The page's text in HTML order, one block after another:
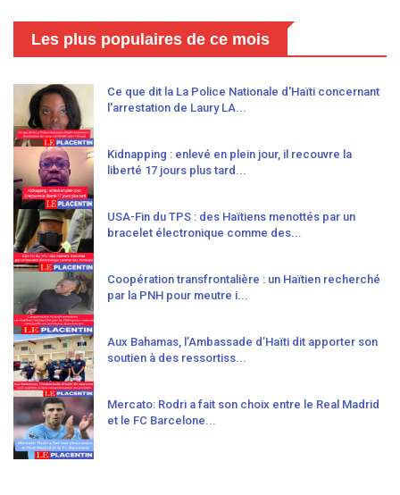
Les plus populaires de ce mois
Ce que dit la La Police Nationale d'Haïti concernant
l'arrestation de Laury LA...
Kidnapping : enlevé en plein jour, il recouvre la
liberté 17 jours plus tard...
USA-Fin du TPS : des Haïtiens menottés par un
bracelet électronique comme des...
Coopération transfrontalière : un Haïtien recherché
par la PNH pour meutre i...
Aux Bahamas, l’Ambassade d’Haïti dit apporter son
soutien à des ressortiss...
Mercato: Rodri a fait son choix entre le Real Madrid
et le FC Barcelone...